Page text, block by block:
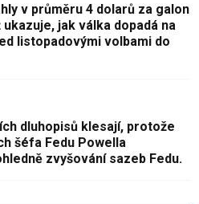
v průměru 4 dolarů za galon
jak válka dopadá na
listopadovými volbami do
dluhopisů klesají, protože
šéfa Fedu Powella
zvyšování sazeb Fedu.